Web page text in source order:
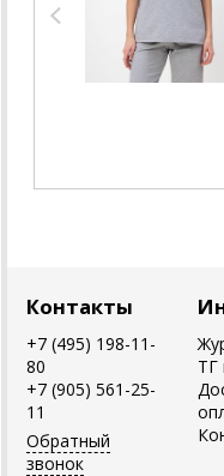
Контакты
+7 (495) 198-11-
80
+7 (905) 561-25-
11
Обратный
звонок
ТГ